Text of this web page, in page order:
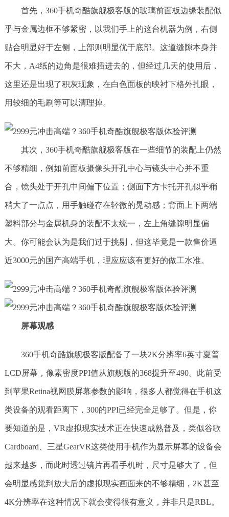
首先，360手机奇酷旗舰极客版的玻璃前面板边缘装配似
乎与金属边框不够紧密，以我们手上的这台机器为例，右侧
贴合明显好于左侧，上部则明显优于底部。这道缝隙本身并
不大，A4纸的边角是很难插进去的，但经过几天的使用后，
这里还是出现了积灰现象，在白色面板的映衬下格外扎眼，
用较细的毛刷等可以清理掉。
其次，360手机奇酷旗舰极客版在一些细节的装配上仍然
不够精细，例如前面板摄像头开孔中心与镜头中心并不重
合，镜头处于开孔中间偏下位置；侧面下方卡托开孔似乎稍
稍大了一点点，用手触碰存在轻微的晃动感；背面上下两端
塑料部分与金属机身的装配不太统一，左上角缝隙明显偏
大。你可能会认为是我们过于挑剔，但这毕竟是一款售价逼
近3000元的国产高端手机，理应应该有更好的做工水准。
屏幕观感
360手机奇酷旗舰极客版配备了一块2K分辨率6英寸夏普
LCD屏幕，像素密度PPI值从旗舰版的368提升至490。此前受
到苹果Retina视网膜屏幕参数的影响，很多人都觉得在手机这
类设备的观看距离下，300的PPI已经完全足够了。但是，你
要知道的是，VR虚拟现实技术正在快速成熟普及，类似谷歌
Cardboard、三星GearVR这类使用手机作为显示屏幕的设备会
越来越多，而此时透过镜片再看手机时，尺寸是够大了，但
会明显感觉到放大后的虚拟现实画面来的不够精细，2K甚至
4K分辨率在这种情况下就会变得很有意义，并非只是RBL。